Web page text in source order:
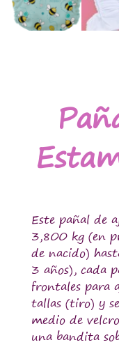
Este pañal de
3,800 kg (en
de nacido)
3 años), cada
frontales para
tallas (tiro) y
medio de
una bandita